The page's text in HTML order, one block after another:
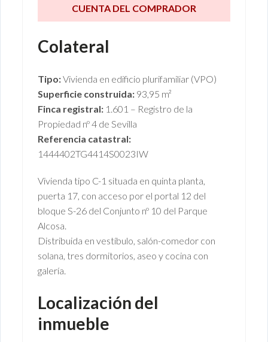
CUENTA DEL COMPRADOR
Colateral
Tipo:Vivienda en edificio plurifamiliar (VPO)
Superficie construida:93,95 m²
Finca registral:1.601 – Registro de la
Propiedad nº 4 de Sevilla
Referencia catastral:
1444402TG4414S0023IW
Vivienda tipo C-1 situada en quinta planta,
puerta 17, con acceso por el portal 12 del
bloque S-26 del Conjunto nº 10 del Parque
Alcosa.
Distribuida en vestíbulo, salón-comedor con
solana, tres dormitorios, aseo y cocina con
galería.
Localización del
inmueble